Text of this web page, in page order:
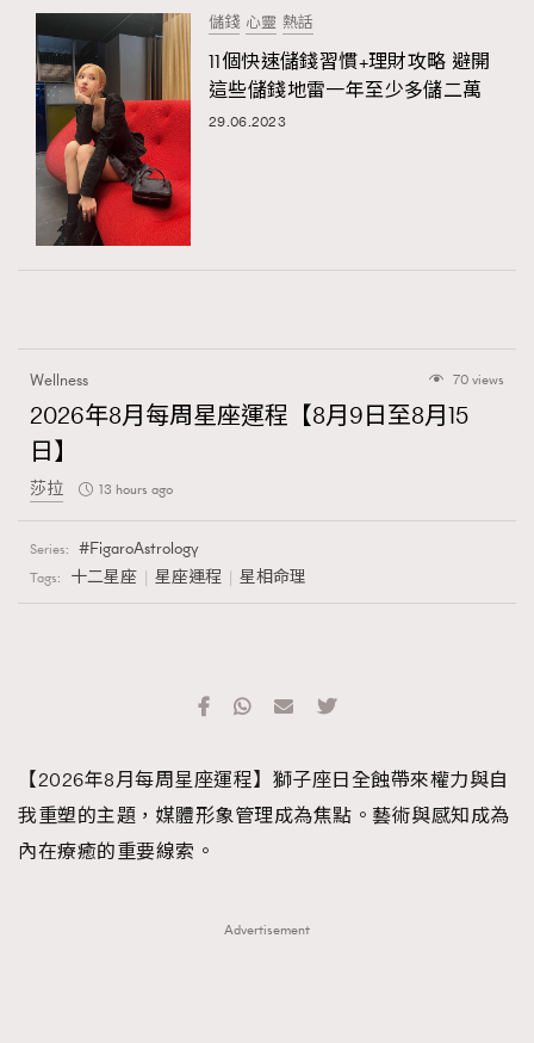
儲錢 心靈 熱話
11個快速儲錢習慣+理財攻略 避開
這些儲錢地雷一年至少多儲二萬
29.06.2023
Wellness 70 views
2026年8月每周星座運程【8月9日至8月15
日】
莎拉 13 hours ago
Series: FigaroAstrology
Tags: 十二星座 星座運程 星相命理
【2026年8月每周星座運程】獅子座日全蝕帶來權力與自
我重塑的主題，媒體形象管理成為焦點。藝術與感知成為
內在療癒的重要線索。
Advertisement